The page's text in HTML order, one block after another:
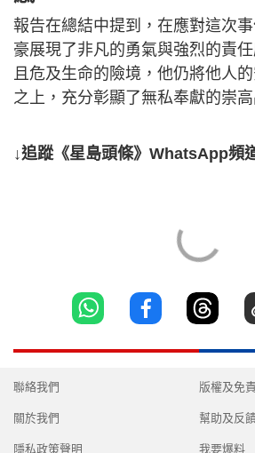
報告在總結中提到，在應對這次
豪展現了非凡的勇氣與強烈的責
且危及生命的險境，他仍將他人
之上，充分彰顯了無私奉獻的崇高
↓追蹤《星島頭條》WhatsApp頻
聯絡我們
關於我們
隱私政策聲明
版權及免
幫助及反
我要爆料